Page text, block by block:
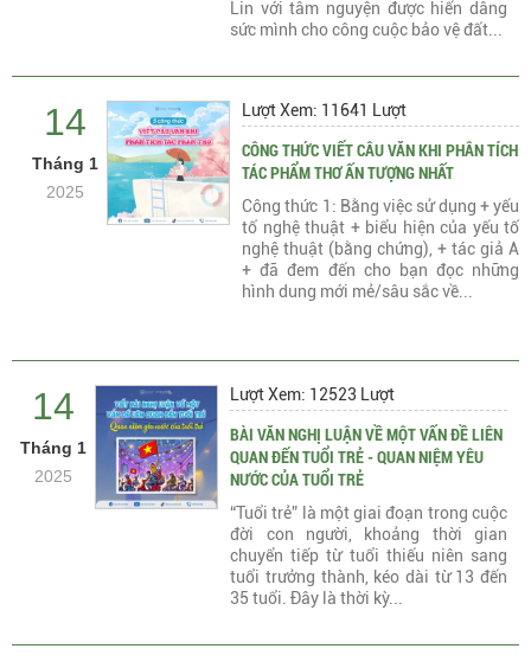
Lin với tâm nguyện được hiến dâng
sức mình cho công cuộc bảo vệ đất...
14
Tháng 1
2025
Lượt Xem: 11641 Lượt
CÔNG THỨC VIẾT CÂU VĂN KHI PHÂN TÍCH
TÁC PHẨM THƠ ẤN TƯỢNG NHẤT
Công thức 1: Bằng việc sử dụng + yếu
tố nghệ thuật + biểu hiện của yếu tố
nghệ thuật (bằng chứng), + tác giả A
+ đã đem đến cho bạn đọc những
hình dung mới mẻ/sâu sắc về...
14
Tháng 1
2025
Lượt Xem: 12523 Lượt
BÀI VĂN NGHỊ LUẬN VỀ MỘT VẤN ĐỀ LIÊN
QUAN ĐẾN TUỔI TRẺ - QUAN NIỆM YÊU
NƯỚC CỦA TUỔI TRẺ
“Tuổi trẻ” là một giai đoạn trong cuộc
đời con người, khoảng thời gian
chuyển tiếp từ tuổi thiếu niên sang
tuổi trưởng thành, kéo dài từ 13 đến
35 tuổi. Đây là thời kỳ...